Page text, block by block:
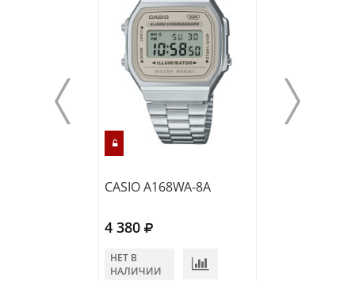
CASIO A168WA-8A
4 380
НЕТ В
НАЛИЧИИ